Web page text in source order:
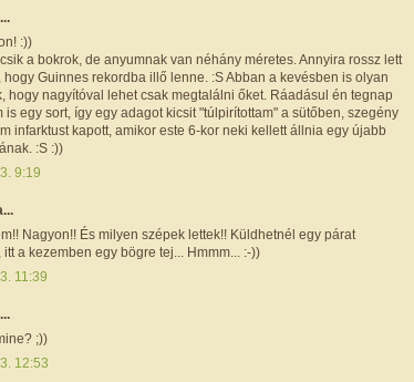
:))
a bokrok, de anyumnak van néhány méretes. Annyira rossz lett
hogy Guinnes rekordba illő lenne. :S Abban a kevésben is olyan
hogy nagyítóval lehet csak megtalálni őket. Ráadásul én tegnap
is egy sort, így egy adagot kicsit "túlpirítottam" a sütőben, szegény
infarktust kapott, amikor este 6-kor neki kellett állnia egy újabb
:S :))
9:19
Nagyon!! És milyen szépek lettek!! Küldhetnél egy párat
a kezemben egy bögre tej... Hmmm... :-))
11:39
;))
12:53